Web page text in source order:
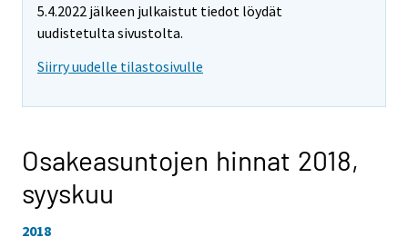
5.4.2022 jälkeen julkaistut tiedot löydät
uudistetulta sivustolta.
Siirry uudelle tilastosivulle
Osakeasuntojen hinnat 2018,
syyskuu
2018